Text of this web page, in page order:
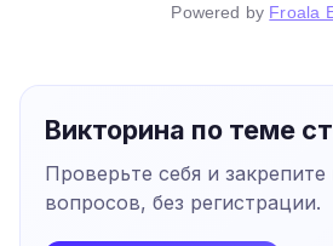
Powered by Froala
Викторина по теме
Проверьте себя и
вопросов, без регистрации.